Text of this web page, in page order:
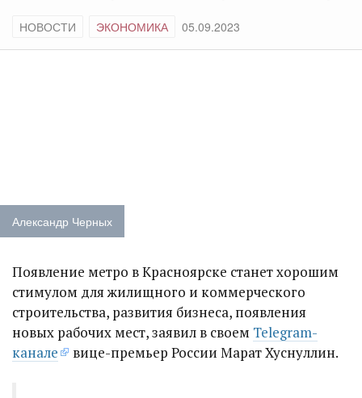
НОВОСТИ ЭКОНОМИКА 05.09.2023
Александр Черных
Появление метро в Красноярске станет хорошим
стимулом для жилищного и коммерческого
строительства, развития бизнеса, появления
новых рабочих мест, заявил в своем Telegram-
канале
вице-премьер России Марат Хуснуллин.